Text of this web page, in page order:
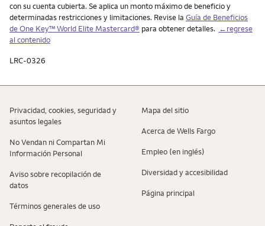
con su cuenta cubierta. Se aplica un monto máximo de beneficio y
determinadas restricciones y limitaciones. Revise la Guía de Beneficios
de One Key™ World Elite Mastercard® para obtener detalles. ←regrese
al contenido
LRC-0326
Privacidad, cookies, seguridad y
asuntos legales
No Vendan ni Compartan Mi
Información Personal
Aviso sobre recopilaciؚón de
datos
Términos generales de uso
Mapa del sitio
Acerca de Wells Fargo
Empleo (en inglés)
Diversidad y accesibilidad
Página principal